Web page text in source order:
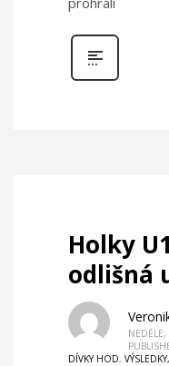
Holky
odlišná
DÍVKY HOD,